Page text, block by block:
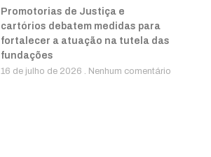
Promotorias de Justiça e
cartórios debatem medidas para
fortalecer a atuação na tutela das
fundações
16 de julho de 2026 Nenhum comentário